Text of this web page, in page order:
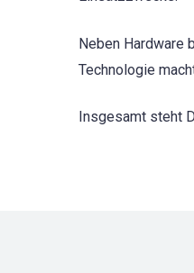
Neben Hardware
Technologie
Insgesamt steht